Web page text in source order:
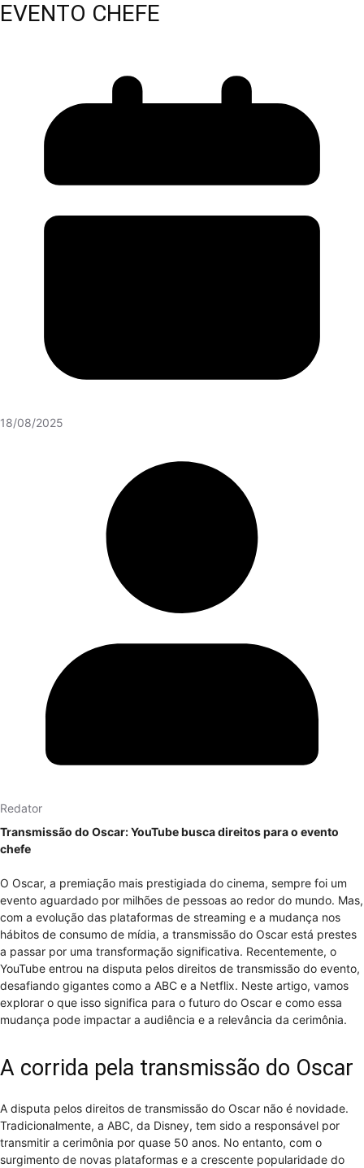
EVENTO CHEFE
18/08/2025
Redator
Transmissão do Oscar: YouTube busca direitos para o evento
chefe
O Oscar, a premiação mais prestigiada do cinema, sempre foi um
evento aguardado por milhões de pessoas ao redor do mundo. Mas,
com a evolução das plataformas de streaming e a mudança nos
hábitos de consumo de mídia, a transmissão do Oscar está prestes
a passar por uma transformação significativa. Recentemente, o
YouTube entrou na disputa pelos direitos de transmissão do evento,
desafiando gigantes como a ABC e a Netflix. Neste artigo, vamos
explorar o que isso significa para o futuro do Oscar e como essa
mudança pode impactar a audiência e a relevância da cerimônia.
A corrida pela transmissão do Oscar
A disputa pelos direitos de transmissão do Oscar não é novidade.
Tradicionalmente, a ABC, da Disney, tem sido a responsável por
transmitir a cerimônia por quase 50 anos. No entanto, com o
surgimento de novas plataformas e a crescente popularidade do